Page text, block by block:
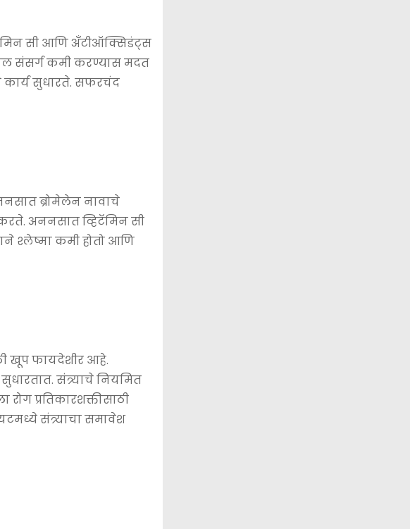
सी आणि अँटीऑक्सिडंट्स
संसर्ग कमी करण्यास मदत
सुधारते. सफरचंद
ब्रोमेलेन नावाचे
अननसात व्हिटॅमिन सी
श्लेष्मा कमी होतो आणि
खूप फायदेशीर आहे.
संत्र्याचे नियमित
प्रतिकारशक्तीसाठी
संत्र्याचा समावेश